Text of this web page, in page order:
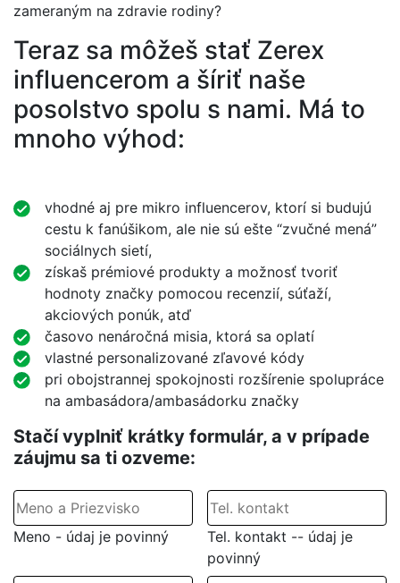
zameraným na zdravie rodiny?
Teraz sa môžeš stať Zerex
influencerom a šíriť naše
posolstvo spolu s nami. Má to
mnoho výhod:
vhodné aj pre mikro influencerov, ktorí si budujú
cestu k fanúšikom, ale nie sú ešte “zvučné mená”
sociálnych sietí,
získaš prémiové produkty a možnosť tvoriť
hodnoty značky pomocou recenzií, súťaží,
akciových ponúk, atď
časovo nenáročná misia, ktorá sa oplatí
vlastné personalizované zľavové kódy
pri obojstrannej spokojnosti rozšírenie spolupráce
na ambasádora/ambasádorku značky
Stačí vyplniť krátky formulár, a v prípade
záujmu sa ti ozveme:
Meno - údaj je povinný
Tel. kontakt -- údaj je
povinný